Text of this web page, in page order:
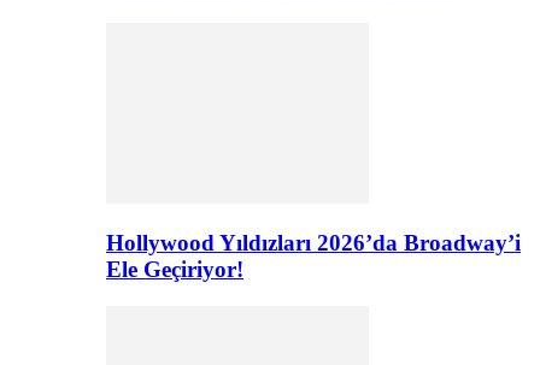
Hollywood Yıldızları 2026’da Broadway’i
Ele Geçiriyor!